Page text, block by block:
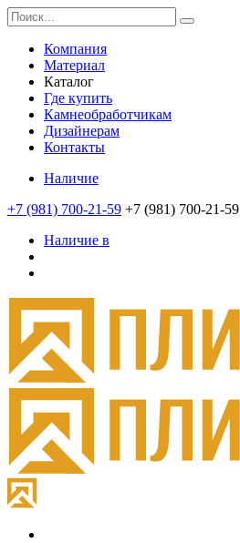
Компания
Материал
Каталог
Где купить
Камнеобработчикам
Дизайнерам
Контакты
Наличие
+7 (981) 700-21-59 +7 (981) 700-21-59
Наличие в